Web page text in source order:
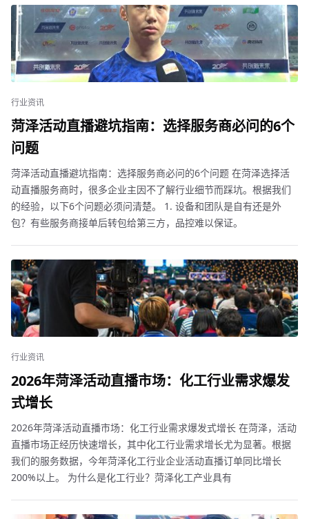
行业资讯
菏泽活动直播避坑指南：选择服务商必问的6个
问题
菏泽活动直播避坑指南：选择服务商必问的6个问题 在菏泽选择活
动直播服务商时，很多企业主因不了解行业细节而踩坑。根据我们
的经验，以下6个问题必须问清楚。 1. 设备和团队是自有还是外
包？有些服务商接单后转包给第三方，品控难以保证。
行业资讯
2026年菏泽活动直播市场：化工行业需求爆发
式增长
2026年菏泽活动直播市场：化工行业需求爆发式增长 在菏泽，活动
直播市场正经历快速增长，其中化工行业需求增长尤为显著。根据
我们的服务数据，今年菏泽化工行业企业活动直播订单同比增长
200%以上。 为什么是化工行业？菏泽化工产业具有